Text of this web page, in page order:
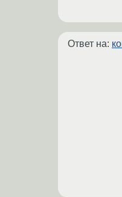
Ответ на: